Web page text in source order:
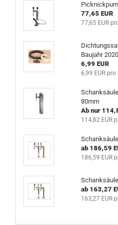
77,65 EUR
77,65 EUR
Baujahr 2020
6,99 EUR
6,99 EUR pro
80mm
Ab nur
114,82 EUR
ab 186,59
186,59 EUR
ab 163,27
163,27 EUR